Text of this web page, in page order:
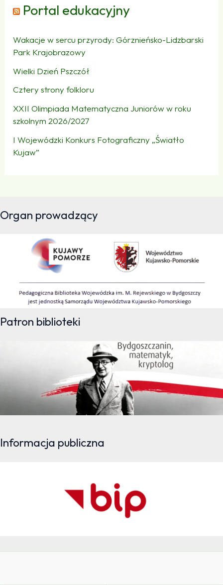
Portal edukacyjny
Wakacje w sercu przyrody: Górznieńsko-Lidzbarski
Park Krajobrazowy
Wielki Dzień Pszczół
Cztery strony folkloru
XXII Olimpiada Matematyczna Juniorów w roku
szkolnym 2026/2027
I Wojewódzki Konkurs Fotograficzny „Światło
Kujaw”
Organ prowadzący
Patron biblioteki
Informacja publiczna